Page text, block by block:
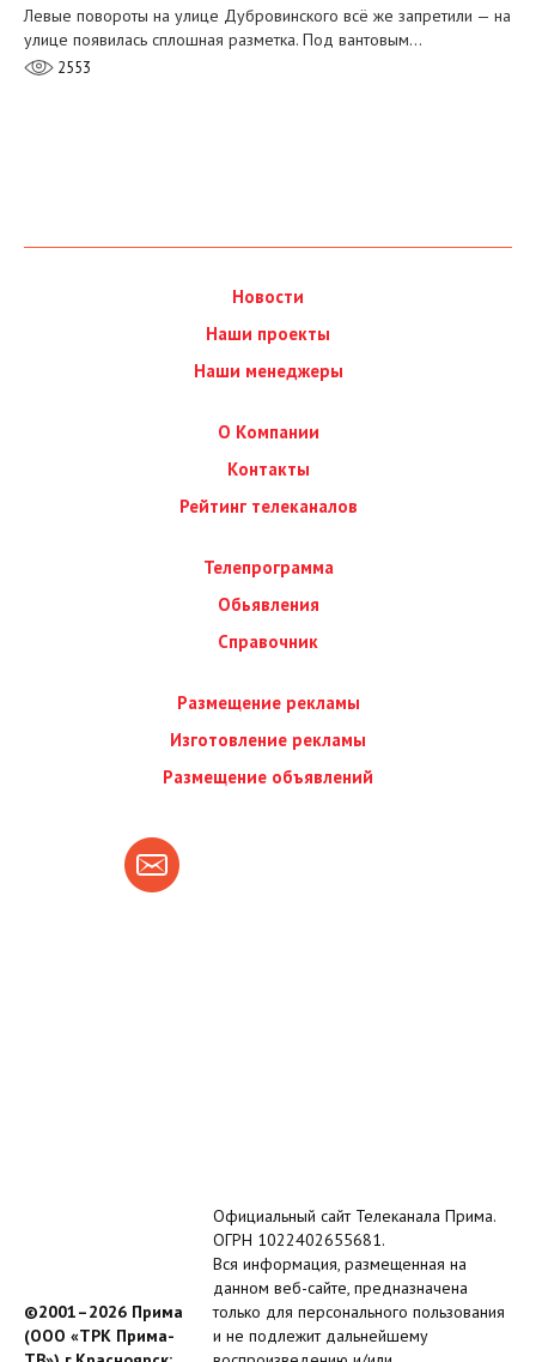
Левые повороты на улице Дубровинского всё же запретили — на
улице появилась сплошная разметка. Под вантовым…
2553
Новости
Наши проекты
Наши менеджеры
О Компании
Контакты
Рейтинг телеканалов
Телепрограмма
Обьявления
Справочник
Размещение рекламы
Изготовление рекламы
Размещение объявлений
©2001–2026 Прима
(ООО «ТРК Прима-
Официальный сайт Телеканала Прима.
ОГРН 1022402655681.
Вся информация, размещенная на
данном веб-сайте, предназначена
только для персонального пользования
и не подлежит дальнейшему